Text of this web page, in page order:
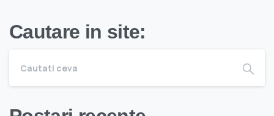
Cautare in site: